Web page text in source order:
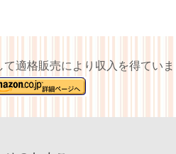
適格販売により収入を得ていま